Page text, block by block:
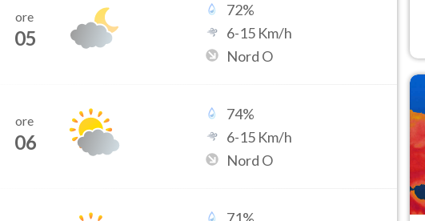
ore
05
72%
6-15 Km/h
Nord O
ore
06
74%
6-15 Km/h
Nord O